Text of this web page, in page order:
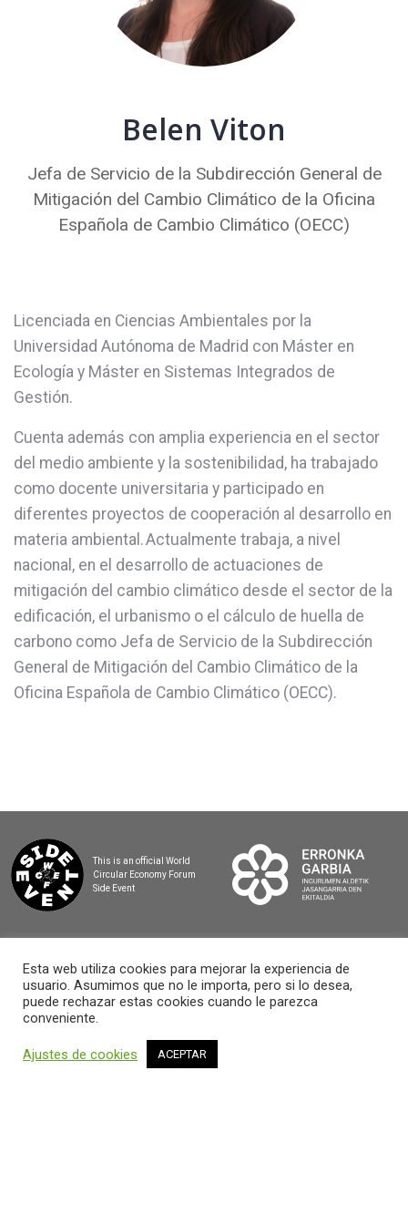
Belen Viton
Jefa de Servicio de la Subdirección General de
Mitigación del Cambio Climático de la Oficina
Española de Cambio Climático (OECC)
Licenciada en Ciencias Ambientales por la
Universidad Autónoma de Madrid con Máster en
Ecología y Máster en Sistemas Integrados de
Gestión.
Cuenta además con amplia experiencia en el sector
del medio ambiente y la sostenibilidad, ha trabajado
como docente universitaria y participado en
diferentes proyectos de cooperación al desarrollo en
materia ambiental. Actualmente trabaja, a nivel
nacional, en el desarrollo de actuaciones de
mitigación del cambio climático desde el sector de la
edificación, el urbanismo o el cálculo de huella de
carbono como Jefa de Servicio de la Subdirección
General de Mitigación del Cambio Climático de la
Oficina Española de Cambio Climático (OECC).
This is an official World
Circular Economy Forum
Side Event
2025 BASQUE CIRCULAR SUMMIT
Esta web utiliza cookies para mejorar la experiencia de
usuario. Asumimos que no le importa, pero si lo desea,
puede rechazar estas cookies cuando le parezca
conveniente.
Ajustes de cookies ACEPTAR